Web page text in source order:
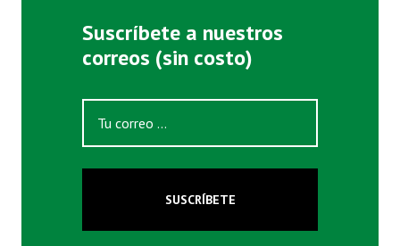
Suscríbete a nuestros
correos (sin costo)
SUSCRÍBETE